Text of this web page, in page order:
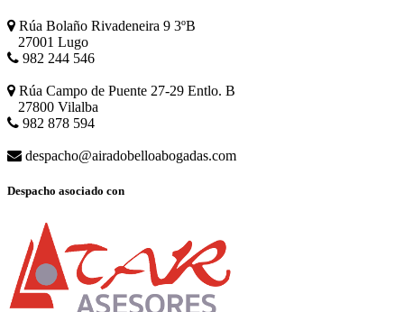
Rúa Bolaño Rivadeneira 9 3ºB
27001 Lugo
982 244 546
Rúa Campo de Puente 27-29 Entlo. B
27800 Vilalba
982 878 594
despacho@airadobelloabogadas.com
Despacho asociado con